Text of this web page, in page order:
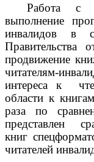
Работа с
выполнение
инвалидов в
Правительства
продвижение
читателям-
интереса к
области к
раза по
представлен
книг
читателей